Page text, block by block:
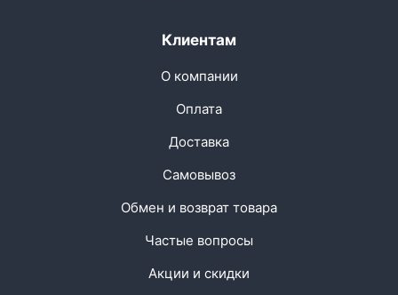
Клиентам
О компании
Оплата
Доставка
Самовывоз
Обмен и возврат товара
Частые вопросы
Акции и скидки